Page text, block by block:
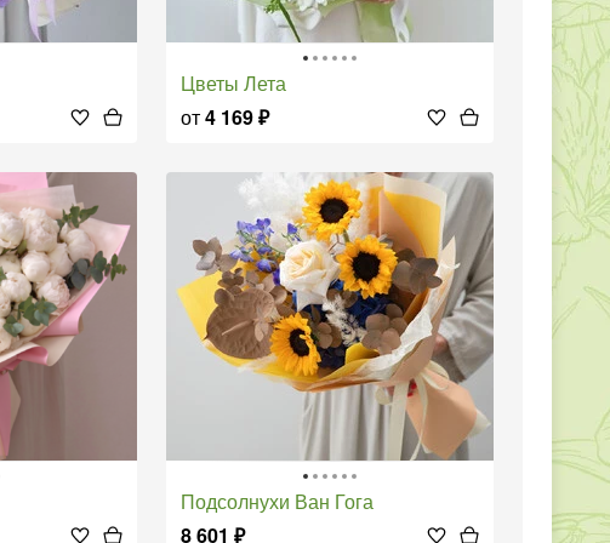
Цветы Лета
от4 169₽
Подсолнухи Ван Гога
8 601 ₽